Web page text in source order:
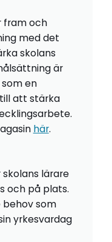
fram och
med det
skolans
är
en
att stärka
här.
lärare
och på plats.
som
yrkesvardag